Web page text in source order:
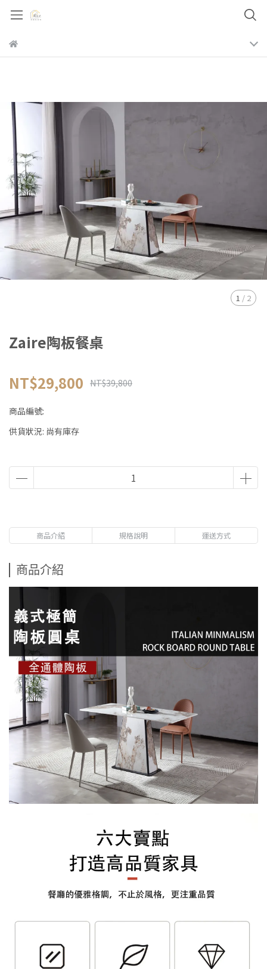
1 / 2
Zaire陶板餐桌
NT$29,800 NT$39,800
商品編號:
供貨狀況: 尚有庫存
商品介紹 規格說明 運送方式
商品介紹